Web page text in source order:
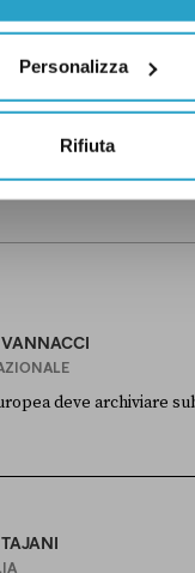
Personalizza
Rifiuta
ISCRIVITI
dell’informativa privacy
deve archiviare